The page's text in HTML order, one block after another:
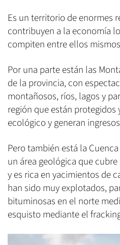
Es un territorio de enormes
contribuyen a la economía
compiten entre ellos
Por una parte están las
de la provincia, con
montañosos, ríos, lagos y
región que están
ecológico y generan
Pero también está la
un área geológica que
y es rica en yacimientos de
han sido muy explotados,
bituminosas en el norte
esquisto mediante el